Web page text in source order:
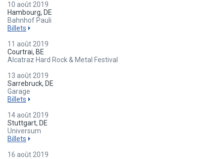
10 août 2019
Hambourg, DE
Bahnhof Pauli
Billets
11 août 2019
Courtrai, BE
Alcatraz Hard Rock & Metal Festival
13 août 2019
Sarrebruck, DE
Garage
Billets
14 août 2019
Stuttgart, DE
Universum
Billets
16 août 2019